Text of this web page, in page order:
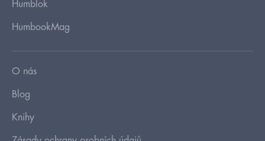
Humblok
HumbookMag
O nás
Blog
Knihy